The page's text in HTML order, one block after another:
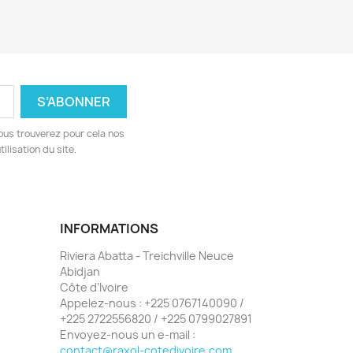
trouverez pour cela nos
du site.
INFORMATIONS
Riviera Abatta - Treichville Neuce
Abidjan
Côte d’Ivoire
Appelez-nous : +225 0767140090 /
+225 2722556820 / +225 0799027891
Envoyez-nous un e-mail :